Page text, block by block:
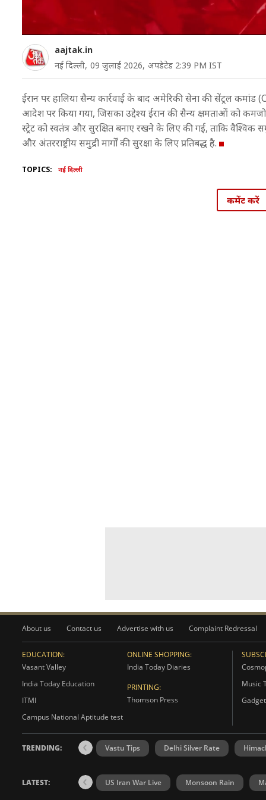
aajtak.in
नई दिल्ली, 09 जुलाई 2026, अपडेटेड 2:39 PM IST
ईरान पर हालिया सैन्य कार्रवाई के बाद अमेरिकी सेना की सेंट्रल कमांड
आदेश पर किया गया, जिसका उद्देश्य ईरान की सैन्य क्षमताओं को
स्ट्रेट को स्वतंत्र और सुरक्षित बनाए रखने के लिए की गई, ताकि वैश्विक
और अंतरराष्ट्रीय समुद्री मार्गों की सुरक्षा के लिए प्रतिबद्ध है.
TOPICS: नई दिल्ली
कमेंट करें
About us Contact us Advertise with us Complaint Redressal
EDUCATION:
Vasant Valley
India Today Education
ITMI
Campus National Aptitude test
ONLINE SHOPPING:
India Today Diaries
PRINTING:
Thomson Press
Music
TRENDING: Vastu Tips Delhi Silver Rate
LATEST: US Iran War Live Monsoon Rain